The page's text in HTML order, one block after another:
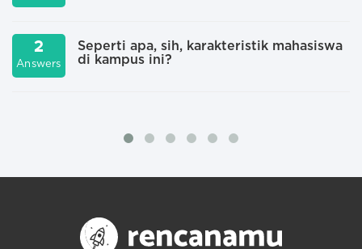
2
Answers
Seperti apa, sih, karakteristik mahasiswa
di kampus ini?